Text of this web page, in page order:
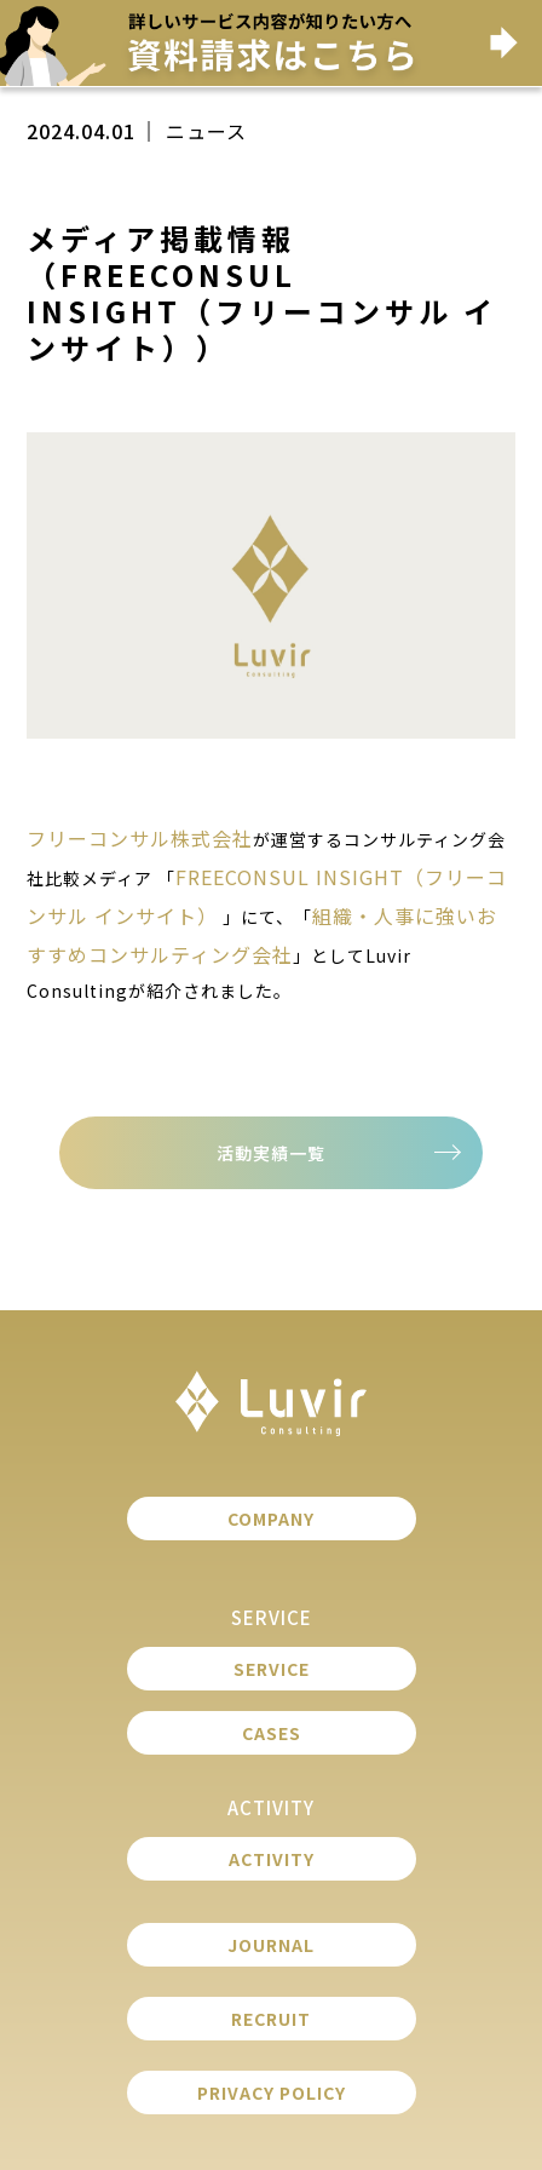
2024.04.01 ニュース
メディア掲載情報
（FREECONSUL
INSIGHT（フリーコンサル イ
ンサイト））
フリーコンサル株式会社が運営するコンサルティング会
社比較メディア 「FREECONSUL INSIGHT（フリーコ
ンサル インサイト）
」にて、「組織・人事に強いお
すすめコンサルティング会社 」としてLuvir
Consultingが紹介されました。
活動実績一覧
COMPANY
SERVICE
SERVICE
CASES
ACTIVITY
ACTIVITY
JOURNAL
RECRUIT
PRIVACY POLICY